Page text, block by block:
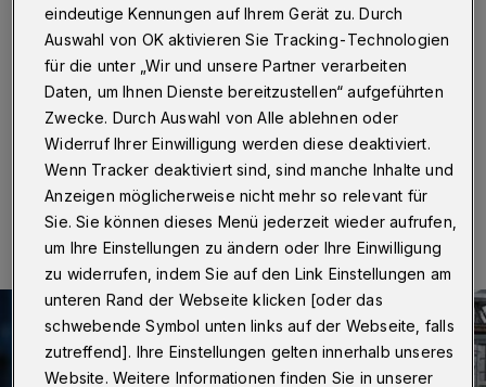
Wuppertal·Zum Wuppertaler Rosensonntagszug
setzen die die Wuppertaler Stadtwerke (WSW)
zusätzliche Busse im Schwebebahn-Ersatzverkehr ein.
02.03.2019 , 09:30 Uhr Eine Minute Lesezeit
eindeutige Kennungen auf Ihrem Gerät zu. Durch
Auswahl von OK aktivieren Sie Tracking-Technologien
für die unter „Wir und unsere Partner verarbeiten
Daten, um Ihnen Dienste bereitzustellen“ aufgeführten
Zwecke. Durch Auswahl von Alle ablehnen oder
Widerruf Ihrer Einwilligung werden diese deaktiviert.
Wenn Tracker deaktiviert sind, sind manche Inhalte und
Anzeigen möglicherweise nicht mehr so relevant für
Sie. Sie können dieses Menü jederzeit wieder aufrufen,
um Ihre Einstellungen zu ändern oder Ihre Einwilligung
zu widerrufen, indem Sie auf den Link Einstellungen am
unteren Rand der Webseite klicken [oder das
schwebende Symbol unten links auf der Webseite, falls
zutreffend]. Ihre Einstellungen gelten innerhalb unseres
Website. Weitere Informationen finden Sie in unserer